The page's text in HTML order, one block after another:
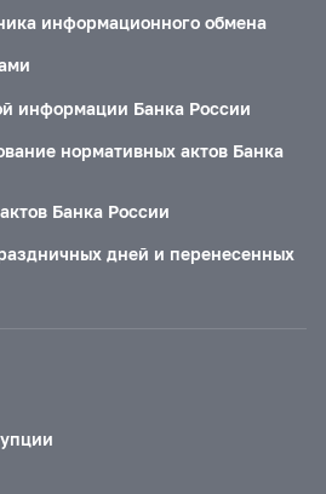
информационного обмена
информации Банка России
нормативных актов Банка
Банка России
дней и перенесенных